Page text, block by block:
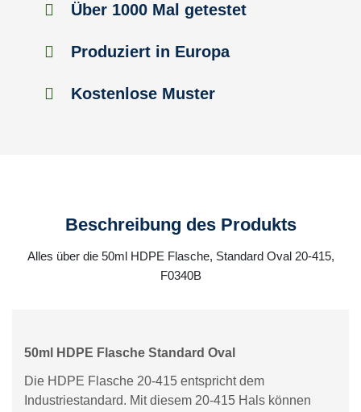
Über 1000 Mal getestet
Produziert in Europa
Kostenlose Muster
Beschreibung des Produkts
Alles über die 50ml HDPE Flasche, Standard Oval 20-415,
F0340B
50ml HDPE Flasche Standard Oval
Die HDPE Flasche 20-415 entspricht dem
Industriestandard. Mit diesem 20-415 Hals können